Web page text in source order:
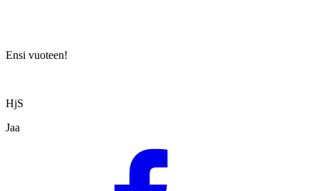
Ensi vuoteen!
HjS
Jaa